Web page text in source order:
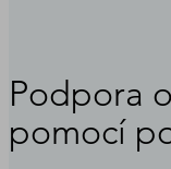
Podpora
pomocí